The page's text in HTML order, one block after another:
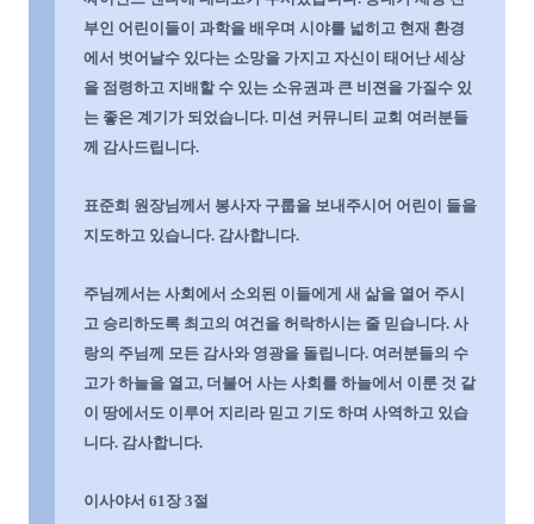
부인 어린이들이 과학을 배우며 시야를 넓히고 현재 환경
에서 벗어날수 있다는 소망을 가지고 자신이 태어난 세상
을 점령하고 지배할 수 있는 소유권과 큰 비젼을 가질수 있
는 좋은 계기가 되었습니다. 미션 커뮤니티 교회 여러분들
께 감사드립니다.
표준희 원장님께서 봉사자 구룹을 보내주시어 어린이 들을
지도하고 있습니다. 감사합니다.
주님께서는 사회에서 소외된 이들에게 새 삶을 열어 주시
고 승리하도록 최고의 여건을 허락하시는 줄 믿습니다. 사
랑의 주님께 모든 감사와 영광을 돌립니다. 여러분들의 수
고가 하늘을 열고, 더불어 사는 사회를 하늘에서 이룬 것 같
이 땅에서도 이루어 지리라 믿고 기도 하며 사역하고 있습
니다. 감사합니다.
이사야서 61장3절